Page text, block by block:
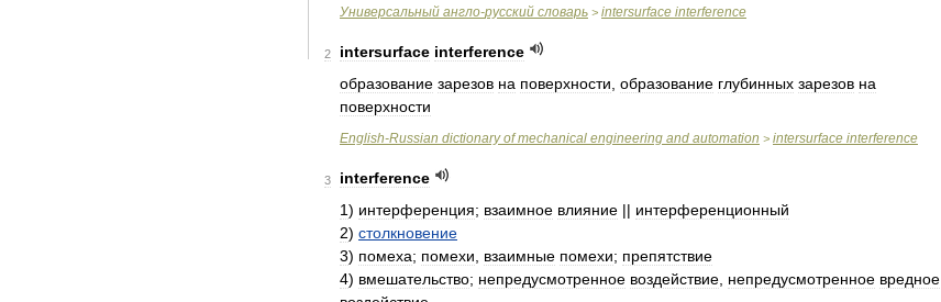
Универсальный англо-русский словарь > intersurface interference
2 intersurface interference
образование зарезов на поверхности образование глубинных зарезов на
поверхности
English-Russian dictionary of mechanical engineering and automation > intersurface interference
3
interference
1) интерференция; взаимное влияние || интерференционный
2) столкновение
3) помеха; помехи взаимные помехи; препятствие
4) вмешательство; непредусмотренное воздействие непредусмотренное вредное